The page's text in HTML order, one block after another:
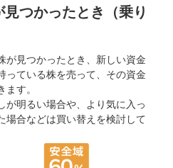
つかったとき（乗り
が見つかったとき、新しい資金
っている株を売って、その資金
す。
が明るい場合や、より気に入っ
場合などは買い替えを検討して